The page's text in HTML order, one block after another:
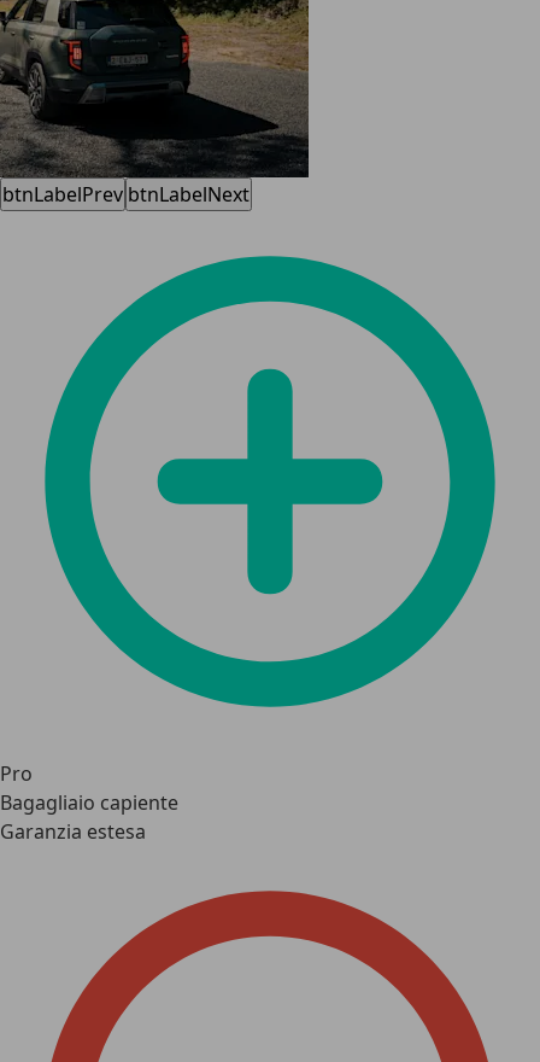
btnLabelPrev btnLabelNext
Pro
Bagagliaio capiente
Garanzia estesa